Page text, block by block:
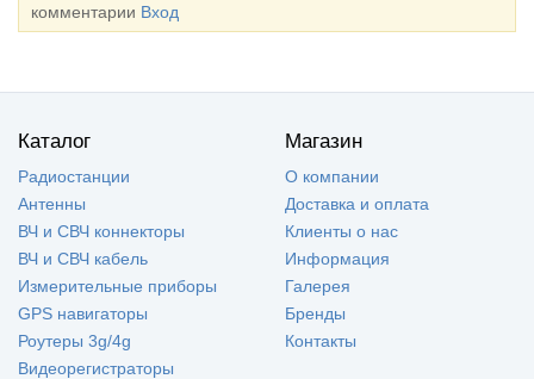
комментарии Вход
Каталог
Радиостанции
Антенны
ВЧ и СВЧ коннекторы
ВЧ и СВЧ кабель
Измерительные приборы
GPS навигаторы
Роутеры 3g/4g
Видеорегистраторы
Магазин
О компании
Доставка и оплата
Клиенты о нас
Информация
Галерея
Бренды
Контакты